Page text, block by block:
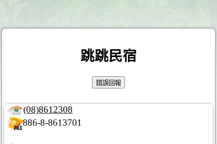
跳跳民宿
(08)8612308
886-8-8613701